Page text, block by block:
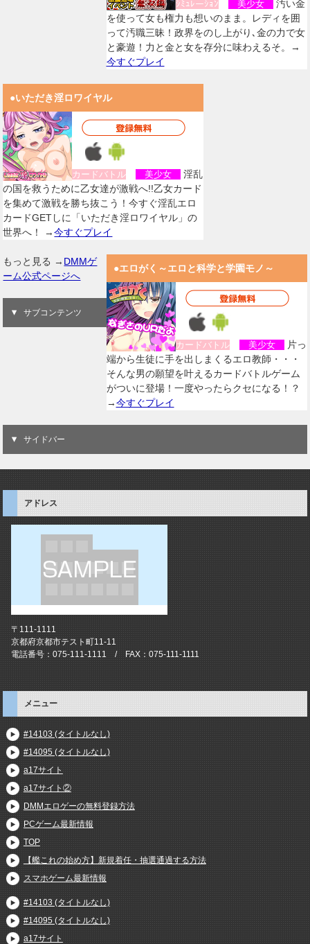
ｼﾐｭﾚーｼｮﾝ 美少女
汚い金
を使って女も権力も想いのまま。レディを囲
って汚職三昧！政界をのし上がり､金の力で女
と豪遊！力と金と女を存分に味わえるそ。→
今すぐプレイ
●いただき淫ロワイヤル
カードバトル 美少女
淫乱
の国を救うために乙女達が激戦へ!!乙女カード
を集めて激戦を勝ち抜こう！今すぐ淫乱エロ
カードGETしに「いただき淫ロワイヤル」の
世界へ！ →今すぐプレイ
●エロがく～エロと科学と学園モノ～
カードバトル 美少女
片っ
端から生徒に手を出しまくるエロ教師・・・
そんな男の願望を叶えるカードバトルゲーム
がついに登場！一度やったらクセになる！？
→今すぐプレイ
もっと見る → DMMゲ
ーム公式ページへ
サブコンテンツ
サイドバー
アドレス
〒111-1111
京都府京都市テスト町11-11
電話番号：075-111-1111 / FAX：075-111-1111
メニュー
#14103 (タイトルなし)
#14095 (タイトルなし)
a17サイト
a17サイト②
DMMエロゲーの無料登録方法
PCゲーム最新情報
TOP
【艦これの始め方】新規着任・抽選通過する方法
スマホゲーム最新情報
#14103 (タイトルなし)
#14095 (タイトルなし)
a17サイト